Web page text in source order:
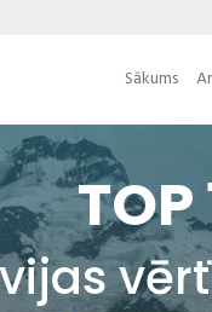
Sākums
TOP